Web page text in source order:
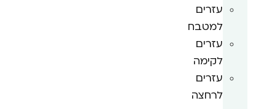
עזרים
למטבח
עזרים
לקימה
עזרים
לרחצה